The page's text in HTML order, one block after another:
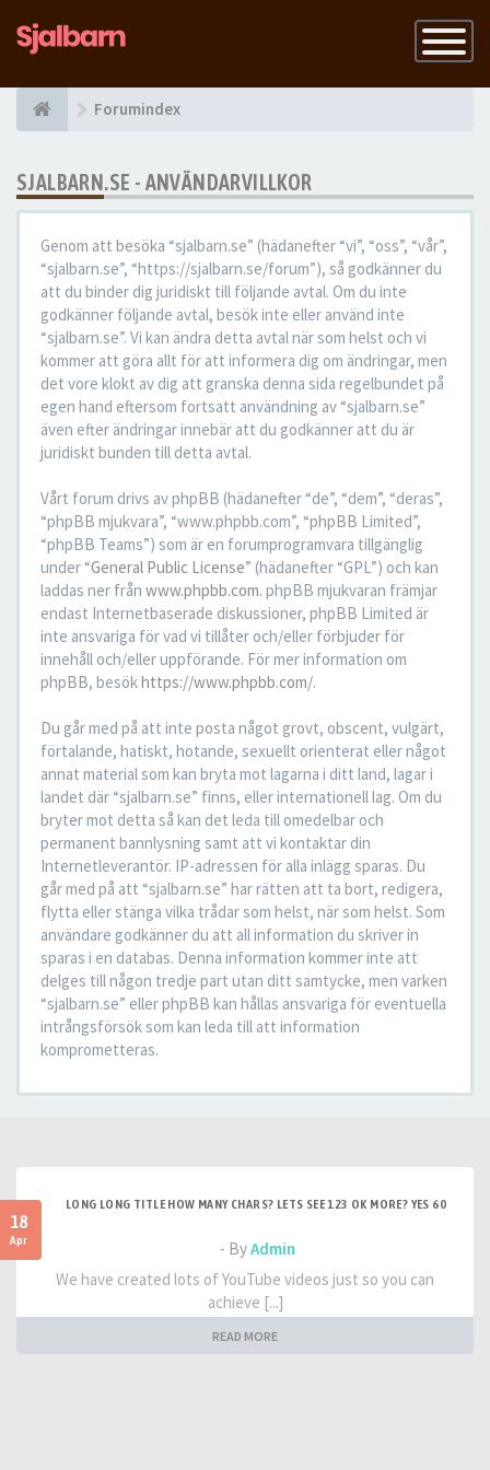
Slå
på
Forumindex
SJALBARN.SE - ANVÄNDARVILLKOR
Genom att besöka “sjalbarn.se” (hädanefter “vi”, “oss”, “vår”,
“sjalbarn.se”, “https://sjalbarn.se/forum”), så godkänner du
att du binder dig juridiskt till följande avtal. Om du inte
godkänner följande avtal, besök inte eller använd inte
“sjalbarn.se”. Vi kan ändra detta avtal när som helst och vi
kommer att göra allt för att informera dig om ändringar, men
det vore klokt av dig att granska denna sida regelbundet på
egen hand eftersom fortsatt användning av “sjalbarn.se”
även efter ändringar innebär att du godkänner att du är
juridiskt bunden till detta avtal.
Vårt forum drivs av phpBB (hädanefter “de”, “dem”, “deras”,
“phpBB mjukvara”, “www.phpbb.com”, “phpBB Limited”,
“phpBB Teams”) som är en forumprogramvara tillgänglig
under “General Public License” (hädanefter “GPL”) och kan
laddas ner från www.phpbb.com. phpBB mjukvaran främjar
endast Internetbaserade diskussioner, phpBB Limited är
inte ansvariga för vad vi tillåter och/eller förbjuder för
innehåll och/eller uppförande. För mer information om
phpBB, besökhttps://www.phpbb.com/.
Du går med på att inte posta något grovt, obscent, vulgärt,
förtalande, hatiskt, hotande, sexuellt orienterat eller något
annat material som kan bryta mot lagarna i ditt land, lagar i
landet där “sjalbarn.se” finns, eller internationell lag. Om du
bryter mot detta så kan det leda till omedelbar och
permanent bannlysning samt att vi kontaktar din
Internetleverantör. IP-adressen för alla inlägg sparas. Du
går med på att “sjalbarn.se” har rätten att ta bort, redigera,
flytta eller stänga vilka trådar som helst, när som helst. Som
användare godkänner du att all information du skriver in
sparas i en databas. Denna information kommer inte att
delges till någon tredje part utan ditt samtycke, men varken
“sjalbarn.se” eller phpBB kan hållas ansvariga för eventuella
intrångsförsök som kan leda till att information
komprometteras.
18
Apr
LONG LONG TITLE HOW MANY CHARS? LETS SEE 123 OK MORE? YES 60
- ByAdmin
We have created lots of YouTube videos just so you can
achieve [...]
READ MORE